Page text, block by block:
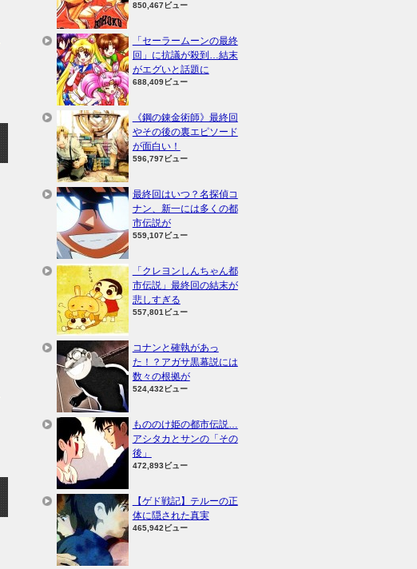
850,467ビュー
「セーラームーンの最終
回」に抗議が殺到…結末
がエグいと話題に
688,409ビュー
《鋼の錬金術師》最終回
やその後の裏エピソード
が面白い！
596,797ビュー
最終回はいつ？名探偵コ
ナン、新一には多くの都
市伝説が
559,107ビュー
「クレヨンしんちゃん都
市伝説」最終回の結末が
悲しすぎる
557,801ビュー
コナンと確執があっ
た！？アガサ黒幕説には
数々の根拠が
524,432ビュー
もののけ姫の都市伝説…
アシタカとサンの「その
後」
472,893ビュー
【ゲド戦記】テルーの正
体に隠された真実
465,942ビュー